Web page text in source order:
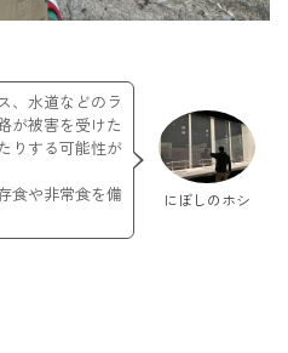
にぼしのホシ
、水道などのラ
が被害を受けた
りする可能性が
食や非常食を備